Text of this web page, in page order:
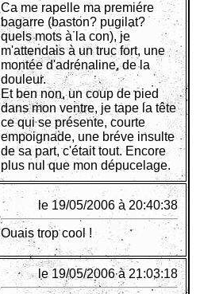
Ca me rapelle ma premiére
bagarre (baston? pugilat?
quels mots à la con), je
m'attendais à un truc fort, une
montée d'adrénaline, de la
douleur.
Et ben non, un coup de pied
dans mon ventre, je tape la tête
ce qui se présente, courte
empoignade, une bréve insulte
de sa part, c'était tout. Encore
plus nul que mon dépucelage.
le 19/05/2006 à 20:40:38
Ouais trop cool !
le 19/05/2006 à 21:03:18